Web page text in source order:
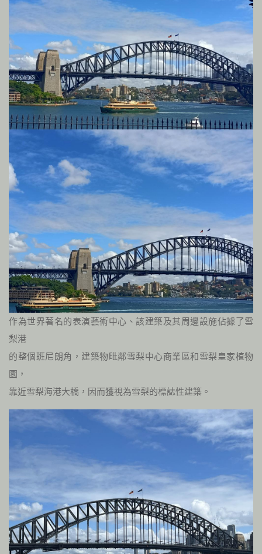
作為世界著名的表演藝術中心、該建築及其周邊設施佔據了雪
梨港
的整個班尼朗角，建築物毗鄰雪梨中心商業區和雪梨皇家植物
園，
靠近雪梨海港大橋，因而獲視為雪梨的標誌性建築。